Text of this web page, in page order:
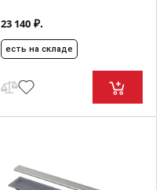
23 140 ₽.
есть на складе